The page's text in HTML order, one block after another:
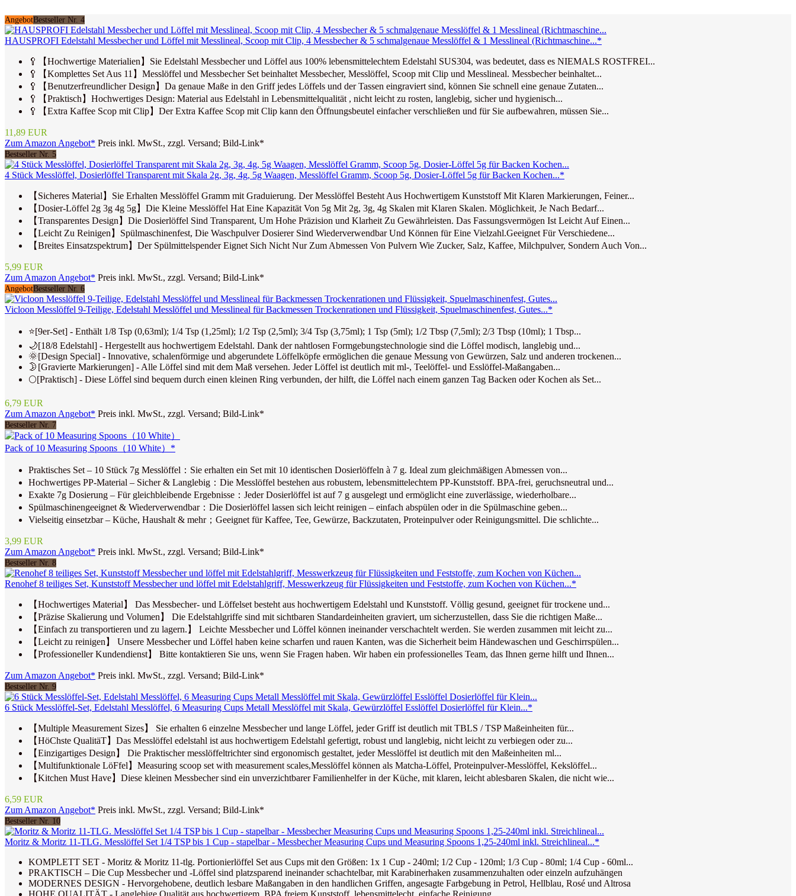
AngebotBestseller Nr. 4
HAUSPROFI Edelstahl Messbecher und Löffel mit Messlineal, Scoop mit Clip, 4 Messbecher & 5 schmalgenaue Messlöffel & 1 Messlineal (Richtmaschine...*
🥄【Hochwertige Materialien】Sie Edelstahl Messbecher und Löffel aus 100% lebensmittelechtem Edelstahl SUS304, was bedeutet, dass es NIEMALS ROSTFREI...
🥄【Komplettes Set Aus 11】Messlöffel und Messbecher Set beinhaltet Messbecher, Messlöffel, Scoop mit Clip und Messlineal. Messbecher beinhaltet...
🥄【Benutzerfreundlicher Design】Da genaue Maße in den Griff jedes Löffels und der Tassen eingraviert sind, können Sie schnell eine genaue Zutaten...
🥄【Praktisch】Hochwertiges Design: Material aus Edelstahl in Lebensmittelqualität , nicht leicht zu rosten, langlebig, sicher und hygienisch...
🥄【Extra Kaffee Scop mit Clip】Der Extra Kaffee Scop mit Clip kann den Öffnungsbeutel einfacher verschließen und für Sie aufbewahren, müssen Sie...
11,89 EUR
Zum Amazon Angebot* Preis inkl. MwSt., zzgl. Versand; Bild-Link*
Bestseller Nr. 5
4 Stück Messlöffel, Dosierlöffel Transparent mit Skala 2g, 3g, 4g, 5g Waagen, Messlöffel Gramm, Scoop 5g, Dosier-Löffel 5g für Backen Kochen...*
【Sicheres Material】Sie Erhalten Messlöffel Gramm mit Graduierung. Der Messlöffel Besteht Aus Hochwertigem Kunststoff Mit Klaren Markierungen, Feiner...
【Dosier-Löffel 2g 3g 4g 5g】Die Kleine Messlöffel Hat Eine Kapazität Von 5g Mit 2g, 3g, 4g Skalen mit Klaren Skalen. Möglichkeit, Je Nach Bedarf...
【Transparentes Design】Die Dosierlöffel Sind Transparent, Um Hohe Präzision und Klarheit Zu Gewährleisten. Das Fassungsvermögen Ist Leicht Auf Einen...
【Leicht Zu Reinigen】Spülmaschinenfest, Die Waschpulver Dosierer Sind Wiederverwendbar Und Können für Eine Vielzahl.Geeignet Für Verschiedene...
【Breites Einsatzspektrum】Der Spülmittelspender Eignet Sich Nicht Nur Zum Abmessen Von Pulvern Wie Zucker, Salz, Kaffee, Milchpulver, Sondern Auch Von...
5,99 EUR
Zum Amazon Angebot* Preis inkl. MwSt., zzgl. Versand; Bild-Link*
AngebotBestseller Nr. 6
Vicloon Messlöffel 9-Teilige, Edelstahl Messlöffel und Messlineal für Backmessen Trockenrationen und Flüssigkeit, Spuelmaschinenfest, Gutes...*
⭐[9er-Set] - Enthält 1/8 Tsp (0,63ml); 1/4 Tsp (1,25ml); 1/2 Tsp (2,5ml); 3/4 Tsp (3,75ml); 1 Tsp (5ml); 1/2 Tbsp (7,5ml); 2/3 Tbsp (10ml); 1 Tbsp...
🌙[18/8 Edelstahl] - Hergestellt aus hochwertigem Edelstahl. Dank der nahtlosen Formgebungstechnologie sind die Löffel modisch, langlebig und...
🌞[Design Special] - Innovative, schalenförmige und abgerundete Löffelköpfe ermöglichen die genaue Messung von Gewürzen, Salz und anderen trockenen...
🌛[Gravierte Markierungen] - Alle Löffel sind mit dem Maß versehen. Jeder Löffel ist deutlich mit ml-, Teelöffel- und Esslöffel-Maßangaben...
🌕[Praktisch] - Diese Löffel sind bequem durch einen kleinen Ring verbunden, der hilft, die Löffel nach einem ganzen Tag Backen oder Kochen als Set...
6,79 EUR
Zum Amazon Angebot* Preis inkl. MwSt., zzgl. Versand; Bild-Link*
Bestseller Nr. 7
Pack of 10 Measuring Spoons（10 White）*
Praktisches Set – 10 Stück 7g Messlöffel：Sie erhalten ein Set mit 10 identischen Dosierlöffeln à 7 g. Ideal zum gleichmäßigen Abmessen von...
Hochwertiges PP-Material – Sicher & Langlebig：Die Messlöffel bestehen aus robustem, lebensmittelechtem PP-Kunststoff. BPA-frei, geruchsneutral und...
Exakte 7g Dosierung – Für gleichbleibende Ergebnisse：Jeder Dosierlöffel ist auf 7 g ausgelegt und ermöglicht eine zuverlässige, wiederholbare...
Spülmaschinengeeignet & Wiederverwendbar：Die Dosierlöffel lassen sich leicht reinigen – einfach abspülen oder in die Spülmaschine geben...
Vielseitig einsetzbar – Küche, Haushalt & mehr；Geeignet für Kaffee, Tee, Gewürze, Backzutaten, Proteinpulver oder Reinigungsmittel. Die schlichte...
3,99 EUR
Zum Amazon Angebot* Preis inkl. MwSt., zzgl. Versand; Bild-Link*
Bestseller Nr. 8
Renohef 8 teiliges Set, Kunststoff Messbecher und löffel mit Edelstahlgriff, Messwerkzeug für Flüssigkeiten und Feststoffe, zum Kochen von Küchen...*
【Hochwertiges Material】 Das Messbecher- und Löffelset besteht aus hochwertigem Edelstahl und Kunststoff. Völlig gesund, geeignet für trockene und...
【Präzise Skalierung und Volumen】 Die Edelstahlgriffe sind mit sichtbaren Standardeinheiten graviert, um sicherzustellen, dass Sie die richtigen Maße...
【Einfach zu transportieren und zu lagern.】 Leichte Messbecher und Löffel können ineinander verschachtelt werden. Sie werden zusammen mit leicht zu...
【Leicht zu reinigen】 Unsere Messbecher und Löffel haben keine scharfen und rauen Kanten, was die Sicherheit beim Händewaschen und Geschirrspülen...
【Professioneller Kundendienst】 Bitte kontaktieren Sie uns, wenn Sie Fragen haben. Wir haben ein professionelles Team, das Ihnen gerne hilft und Ihnen...
Zum Amazon Angebot* Preis inkl. MwSt., zzgl. Versand; Bild-Link*
Bestseller Nr. 9
6 Stück Messlöffel-Set, Edelstahl Messlöffel, 6 Measuring Cups Metall Messlöffel mit Skala, Gewürzlöffel Esslöffel Dosierlöffel für Klein...*
【Multiple Measurement Sizes】 Sie erhalten 6 einzelne Messbecher und lange Löffel, jeder Griff ist deutlich mit TBLS / TSP Maßeinheiten für...
【HöChste QualitäT】Das Messlöffel edelstahl ist aus hochwertigem Edelstahl gefertigt, robust und langlebig, nicht leicht zu verbiegen oder zu...
【Einzigartiges Design】 Die Praktischer messlöffeltrichter sind ergonomisch gestaltet, jeder Messlöffel ist deutlich mit den Maßeinheiten ml...
【Multifunktionale LöFfel】Measuring scoop set with measurement scales,Messlöffel können als Matcha-Löffel, Proteinpulver-Messlöffel, Kekslöffel...
【Kitchen Must Have】Diese kleinen Messbecher sind ein unverzichtbarer Familienhelfer in der Küche, mit klaren, leicht ablesbaren Skalen, die nicht wie...
6,59 EUR
Zum Amazon Angebot* Preis inkl. MwSt., zzgl. Versand; Bild-Link*
Bestseller Nr. 10
Moritz & Moritz 11-TLG. Messlöffel Set 1/4 TSP bis 1 Cup - stapelbar - Messbecher Measuring Cups und Measuring Spoons 1,25-240ml inkl. Streichlineal...*
KOMPLETT SET - Moritz & Moritz 11-tlg. Portionierlöffel Set aus Cups mit den Größen: 1x 1 Cup - 240ml; 1/2 Cup - 120ml; 1/3 Cup - 80ml; 1/4 Cup - 60ml...
PRAKTISCH – Die Cup Messbecher und -Löffel sind platzsparend ineinander schachtelbar, mit Karabinerhaken zusammenzuhalten oder einzeln aufzuhängen
MODERNES DESIGN - Hervorgehobene, deutlich lesbare Maßangaben in den handlichen Griffen, angesagte Farbgebung in Petrol, Hellblau, Rosé und Altrosa